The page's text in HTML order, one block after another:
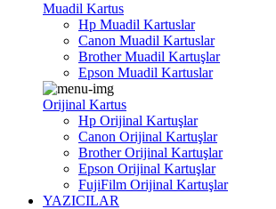
Muadil Kartus
Hp Muadil Kartuslar
Canon Muadil Kartuslar
Brother Muadil Kartuşlar
Epson Muadil Kartuslar
Orijinal Kartus
Hp Orijinal Kartuşlar
Canon Orijinal Kartuşlar
Brother Orijinal Kartuşlar
Epson Orijinal Kartuşlar
FujiFilm Orijinal Kartuşlar
YAZICILAR